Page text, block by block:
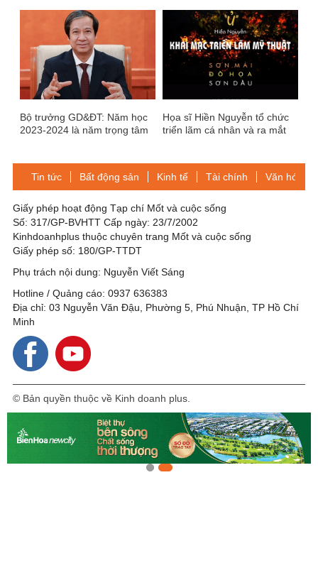
Bộ trưởng GD&ĐT: Năm học
2023-2024 là năm trọng tâm
Họa sĩ Hiền Nguyễn tổ chức
triển lãm cá nhân và ra mắt
Tin tức Bất động sản Kinh tế Tài chính Văn hóa-
Giấy phép hoạt động Tạp chí Mốt và cuộc sống
Số: 317/GP-BVHTT Cấp ngày: 23/7/2002
Kinhdoanhplus thuộc chuyên trang Mốt và cuộc sống
Giấy phép số: 180/GP-TTDT
Phụ trách nội dung: Nguyễn Viết Sáng
Hotline / Quảng cáo: 0937 636383
Địa chỉ: 03 Nguyễn Văn Đậu, Phường 5, Phú Nhuận, TP Hồ Chí
Minh
© Bản quyền thuộc về Kinh doanh plus.